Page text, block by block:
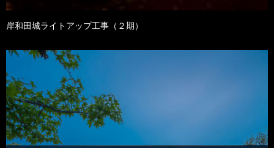
岸和田城ライトアップ工事（２期）